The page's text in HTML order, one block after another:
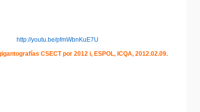
http://youtu.be/pfmWbnKuE7U
CSECT por 2012 i, ESPOL, ICQA, 2012.02.09.